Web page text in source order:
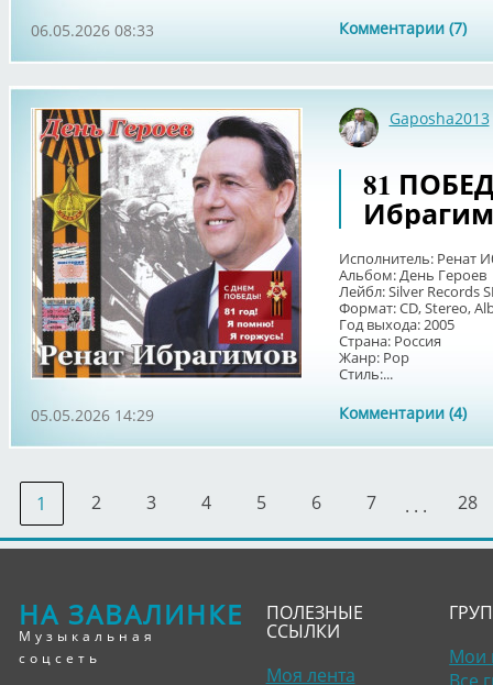
Комментарии (7)
06.05.2026 08:33
Gaposha2013
81
Исполнитель: Ренат
Альбом: День Героев
Лейбл: Silver Records
Формат: CD, Stereo,
Год выхода: 2005
Страна: Россия
Жанр: Pop
Стиль:...
Комментарии (4)
05.05.2026 14:29
1 2 3 4 5 6 7 . . . 28
НА ЗАВАЛИНКЕ
Музыкальная
соцсеть
ПОЛЕЗНЫЕ
ССЫЛКИ
Моя лента
Мои